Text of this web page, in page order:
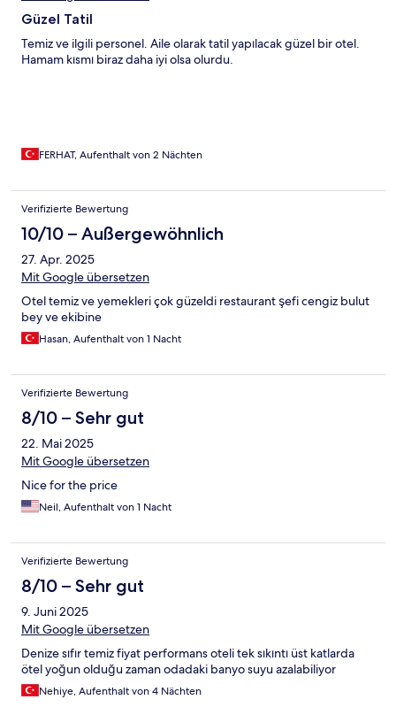
Güzel Tatil
Temiz ve ilgili personel. Aile olarak tatil yapılacak güzel bir otel.
Hamam kısmı biraz daha iyi olsa olurdu.
FERHAT, Aufenthalt von 2 Nächten
Verifizierte Bewertung
10/10 – Außergewöhnlich
27. Apr. 2025
Mit Google übersetzen
Otel temiz ve yemekleri çok güzeldi restaurant şefi cengiz bulut
bey ve ekibine
Hasan, Aufenthalt von 1 Nacht
Verifizierte Bewertung
8/10 – Sehr gut
22. Mai 2025
Mit Google übersetzen
Nice for the price
Neil, Aufenthalt von 1 Nacht
Verifizierte Bewertung
8/10 – Sehr gut
9. Juni 2025
Mit Google übersetzen
Denize sıfır temiz fiyat performans oteli tek sıkıntı üst katlarda
ötel yoğun olduğu zaman odadaki banyo suyu azalabiliyor
Nehiye, Aufenthalt von 4 Nächten